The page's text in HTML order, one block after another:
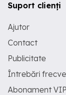
Suport clienți
Ajutor
Contact
Publicitate
Întrebări
Abonament VIP